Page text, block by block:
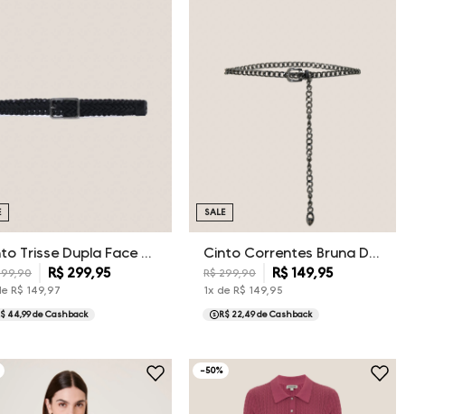
Cinto Trisse Dupla Face Dudalina Masculino
,90 R$ 299,95
R$ 149,97
44,99de Cashback
Cinto Correntes Bruna Dudalina Feminina
R$ 299,90 R$149,95
1x de R$ 149,95
SALE
R$ 22,49de Cashback
-50%